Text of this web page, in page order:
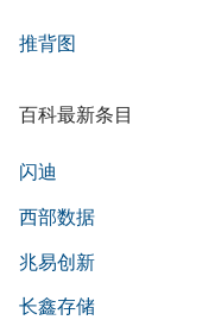
推背图
百科最新条目
闪迪
西部数据
兆易创新
长鑫存储